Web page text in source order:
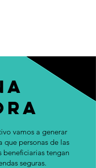
vamos a generar
que personas de las
beneficiarias tengan
seguras.